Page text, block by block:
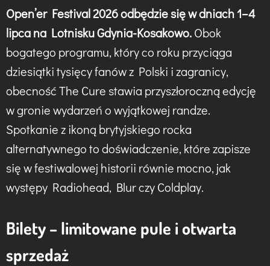
Open’er Festival 2026 odbędzie się w dniach 1–4
lipca na Lotnisku Gdynia-Kosakowo.Obok
bogatego programu, który co roku przyciąga
dziesiątki tysięcy fanów z Polski i zagranicy,
obecność The Cure stawia przyszłoroczną edycję
w gronie wydarzeń o wyjątkowej randze.
Spotkanie z ikoną brytyjskiego rocka
alternatywnego to doświadczenie, które zapisze
się w festiwalowej historii równie mocno, jak
występy Radiohead, Blur czy Coldplay.
Bilety – limitowane pule i otwarta
sprzedaż